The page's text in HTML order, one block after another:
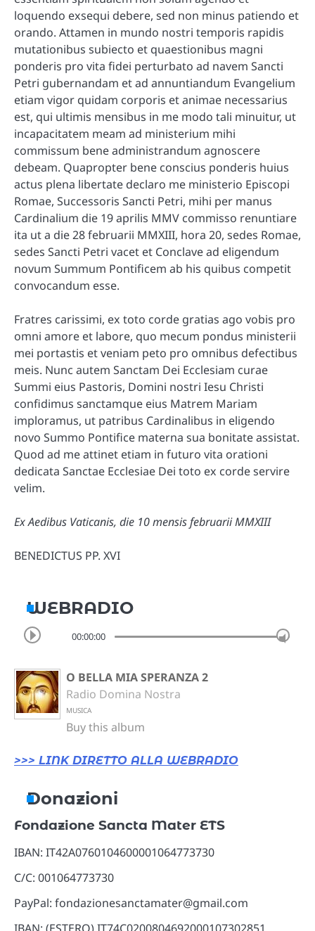
loquendo exsequi debere, sed non minus patiendo et
orando. Attamen in mundo nostri temporis rapidis
mutationibus subiecto et quaestionibus magni
ponderis pro vita fidei perturbato ad navem Sancti
Petri gubernandam et ad annuntiandum Evangelium
etiam vigor quidam corporis et animae necessarius
est, qui ultimis mensibus in me modo tali minuitur, ut
incapacitatem meam ad ministerium mihi
commissum bene administrandum agnoscere
debeam. Quapropter bene conscius ponderis huius
actus plena libertate declaro me ministerio Episcopi
Romae, Successoris Sancti Petri, mihi per manus
Cardinalium die 19 aprilis MMV commisso renuntiare
ita ut a die 28 februarii MMXIII, hora 20, sedes Romae,
sedes Sancti Petri vacet et Conclave ad eligendum
novum Summum Pontificem ab his quibus competit
convocandum esse.
Fratres carissimi, ex toto corde gratias ago vobis pro
omni amore et labore, quo mecum pondus ministerii
mei portastis et veniam peto pro omnibus defectibus
meis. Nunc autem Sanctam Dei Ecclesiam curae
Summi eius Pastoris, Domini nostri Iesu Christi
confidimus sanctamque eius Matrem Mariam
imploramus, ut patribus Cardinalibus in eligendo
novo Summo Pontifice materna sua bonitate assistat.
Quod ad me attinet etiam in futuro vita orationi
dedicata Sanctae Ecclesiae Dei toto ex corde servire
velim.
Ex Aedibus Vaticanis, die 10 mensis februarii MMXIII
BENEDICTUS PP. XVI
WEBRADIO
00:00:00
O BELLA MIA SPERANZA 2
Radio Domina Nostra
MUSICA
Buy this album
>>> LINK DIRETTO ALLA WEBRADIO
Donazioni
Fondazione Sancta Mater ETS
IBAN: IT42A0760104600001064773730
C/C: 001064773730
PayPal: fondazionesanctamater@gmail.com